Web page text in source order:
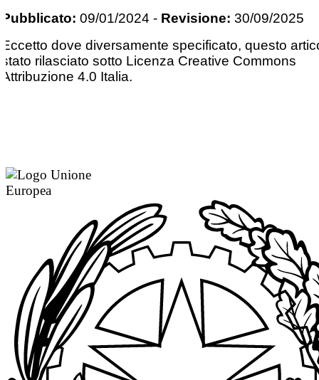
Pubblicato: 09/01/2024 - Revisione: 30/09/2025
Eccetto dove diversamente specificato, questo
stato rilasciato sotto Licenza Creative Commons
Attribuzione 4.0 Italia.